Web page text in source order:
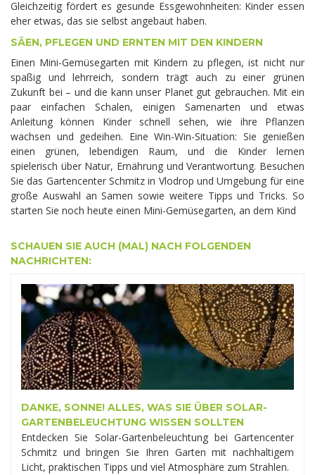
Gleichzeitig fördert es gesunde Essgewohnheiten: Kinder essen
eher etwas, das sie selbst angebaut haben.
SÄEN, PFLEGEN UND ERNTEN MIT DEN KINDERN
Einen Mini-Gemüsegarten mit Kindern zu pflegen, ist nicht nur
spaßig und lehrreich, sondern trägt auch zu einer grünen
Zukunft bei – und die kann unser Planet gut gebrauchen. Mit ein
paar einfachen Schalen, einigen Samenarten und etwas
Anleitung können Kinder schnell sehen, wie ihre Pflanzen
wachsen und gedeihen. Eine Win-Win-Situation: Sie genießen
einen grünen, lebendigen Raum, und die Kinder lernen
spielerisch über Natur, Ernährung und Verantwortung. Besuchen
Sie das Gartencenter Schmitz in Vlodrop und Umgebung für eine
große Auswahl an Samen sowie weitere Tipps und Tricks. So
starten Sie noch heute einen Mini-Gemüsegarten, an dem Kind
SCHAUEN SIE AUCH (MAL) NACH FOLGENDEN
NACHRICHTEN:
DANKE, SONNE! ALLES, WAS SIE ÜBER SOLAR-
GARTENBELEUCHTUNG WISSEN SOLLTEN
Entdecken Sie Solar-Gartenbeleuchtung bei Gartencenter
Schmitz und bringen Sie Ihren Garten mit nachhaltigem
Licht, praktischen Tipps und viel Atmosphäre zum Strahlen.